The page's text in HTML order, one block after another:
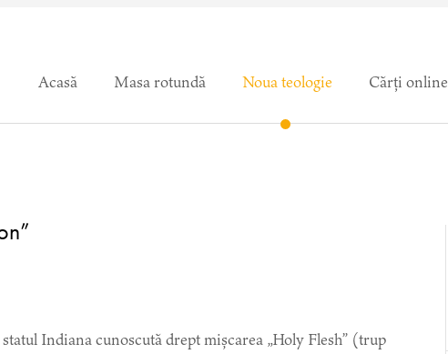
Acasă Masa rotundă Noua teologie Cărți online
Indiana cunoscută drept mișcarea „Holy Flesh” (trup